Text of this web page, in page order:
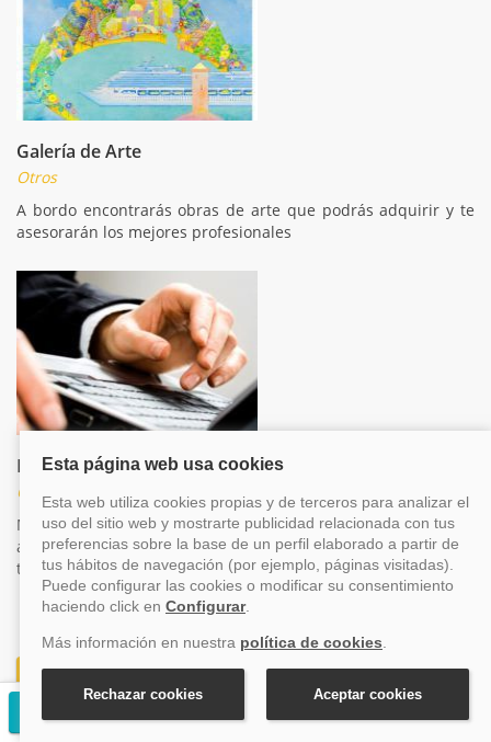
Galería de Arte
Otros
A bordo encontrarás obras de arte que podrás adquirir y te
asesorarán los mejores profesionales
Internet
Otros
Mantente siempre conectado, incluso en alta mar, puedes
acudir a los puntos de internet y conectarte, consulta las
tarifas a bordo
1.099€ + tasas (350€)